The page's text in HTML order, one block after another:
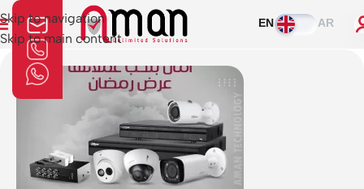
Skip to navigation
Skip to main content
EN AR